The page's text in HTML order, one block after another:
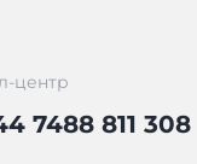
центр
7488 811 308